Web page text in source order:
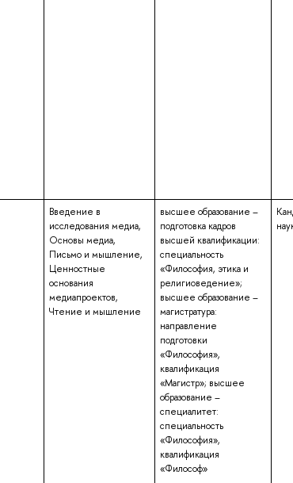
Введение в
исследования медиа,
Основы медиа,
Письмо и мышление,
Ценностные
основания
медиапроектов,
Чтение и мышление
высшее образование –
подготовка кадров
высшей квалификации:
специальность
«Философия, этика и
религиоведение»;
высшее образование –
магистратура:
направление
подготовки
«Философия»,
квалификация
«Магистр»; высшее
образование –
специалитет:
специальность
«Философия»,
квалификация
«Философ»